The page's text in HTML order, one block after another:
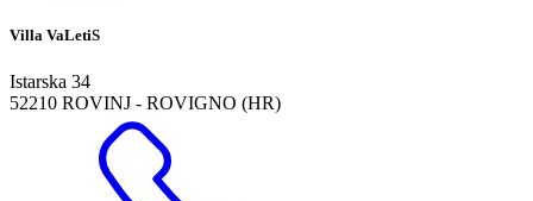
Villa VaLetiS
Istarska 34
52210 ROVINJ - ROVIGNO (HR)